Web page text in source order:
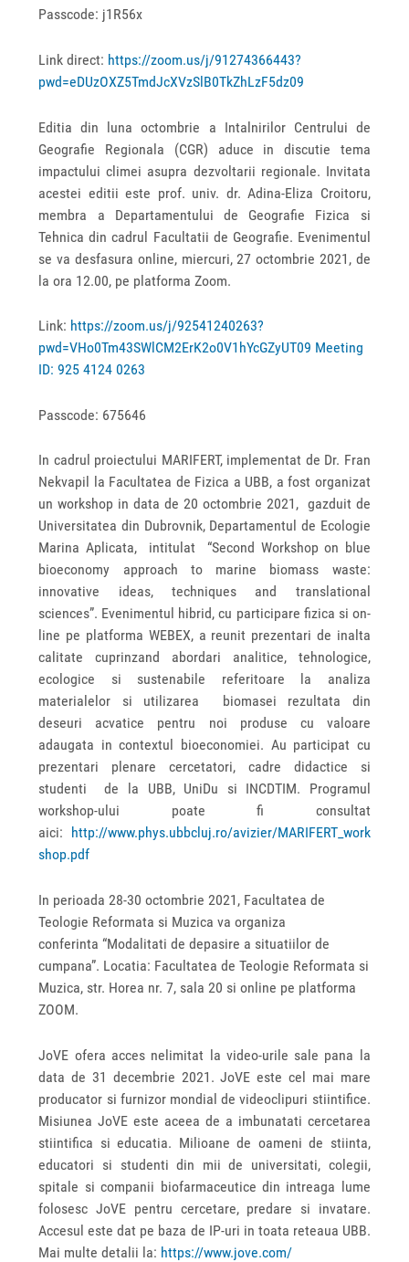
Passcode: j1R56x
Link direct: https://zoom.us/j/91274366443?
pwd=eDUzOXZ5TmdJcXVzSlB0TkZhLzF5dz09
Editia din luna octombrie a Intalnirilor Centrului de
Geografie Regionala (CGR) aduce in discutie tema
impactului climei asupra dezvoltarii regionale. Invitata
acestei editii este prof. univ. dr. Adina-Eliza Croitoru,
membra a Departamentului de Geografie Fizica si
Tehnica din cadrul Facultatii de Geografie. Evenimentul
se va desfasura online, miercuri, 27 octombrie 2021, de
la ora 12.00, pe platforma Zoom.
Link: https://zoom.us/j/92541240263?
pwd=VHo0Tm43SWlCM2ErK2o0V1hYcGZyUT09 Meeting
ID: 925 4124 0263
Passcode: 675646
In cadrul proiectului MARIFERT, implementat de Dr. Fran
Nekvapil la Facultatea de Fizica a UBB, a fost organizat
un workshop in data de 20 octombrie 2021, gazduit de
Universitatea din Dubrovnik, Departamentul de Ecologie
Marina Aplicata, intitulat “Second Workshop on blue
bioeconomy approach to marine biomass waste:
innovative ideas, techniques and translational
sciences”. Evenimentul hibrid, cu participare fizica si on-
line pe platforma WEBEX, a reunit prezentari de inalta
calitate cuprinzand abordari analitice, tehnologice,
ecologice si sustenabile referitoare la analiza
materialelor si utilizarea biomasei rezultata din
deseuri acvatice pentru noi produse cu valoare
adaugata in contextul bioeconomiei. Au participat cu
prezentari plenare cercetatori, cadre didactice si
studenti de la UBB, UniDu si INCDTIM. Programul
workshop-ului poate fi consultat
aici:
http://www.phys.ubbcluj.ro/avizier/MARIFERT_work
shop.pdf
In perioada 28-30 octombrie 2021, Facultatea de
Teologie Reformata si Muzica va organiza
conferinta“Modalitati de depasire a situatiilor de
cumpana”. Locatia: Facultatea de Teologie Reformata si
Muzica, str. Horea nr. 7, sala 20 si online pe platforma
ZOOM.
JoVE ofera acces nelimitat la video-urile sale pana la
data de 31 decembrie 2021. JoVE este cel mai mare
producator si furnizor mondial de videoclipuri stiintifice.
Misiunea JoVE este aceea de a imbunatati cercetarea
stiintifica si educatia. Milioane de oameni de stiinta,
educatori si studenti din mii de universitati, colegii,
spitale si companii biofarmaceutice din intreaga lume
folosesc JoVE pentru cercetare, predare si invatare.
Accesul este dat pe baza de IP-uri in toata reteaua UBB.
Mai multe detalii la: https://www.jove.com/